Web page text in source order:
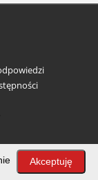
Akceptuję